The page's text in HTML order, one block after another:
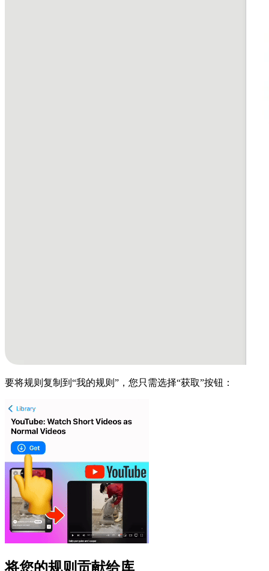
要将规则复制到“我的规则”，您只需选择“获取”按钮：
将您的规则贡献给库